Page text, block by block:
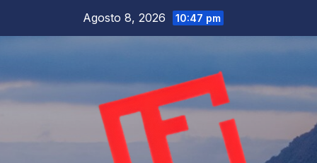
Agosto 8, 2026 10:47 pm